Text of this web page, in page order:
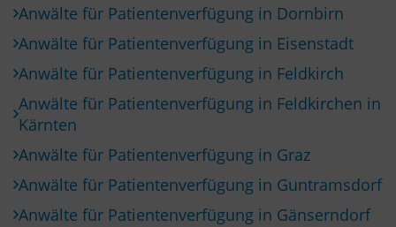
Anwälte für Patientenverfügung in Dornbirn
Anwälte für Patientenverfügung in Eisenstadt
Anwälte für Patientenverfügung in Feldkirch
Anwälte für Patientenverfügung in Feldkirchen in
Kärnten
Anwälte für Patientenverfügung in Graz
Anwälte für Patientenverfügung in Guntramsdorf
Anwälte für Patientenverfügung in Gänserndorf